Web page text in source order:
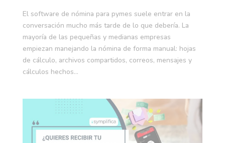
El software de nómina para pymes suele entrar en la
conversación mucho más tarde de lo que debería. La
mayoría de las pequeñas y medianas empresas
empiezan manejando la nómina de forma manual: hojas
de cálculo, archivos compartidos, correos, mensajes y
cálculos hechos...